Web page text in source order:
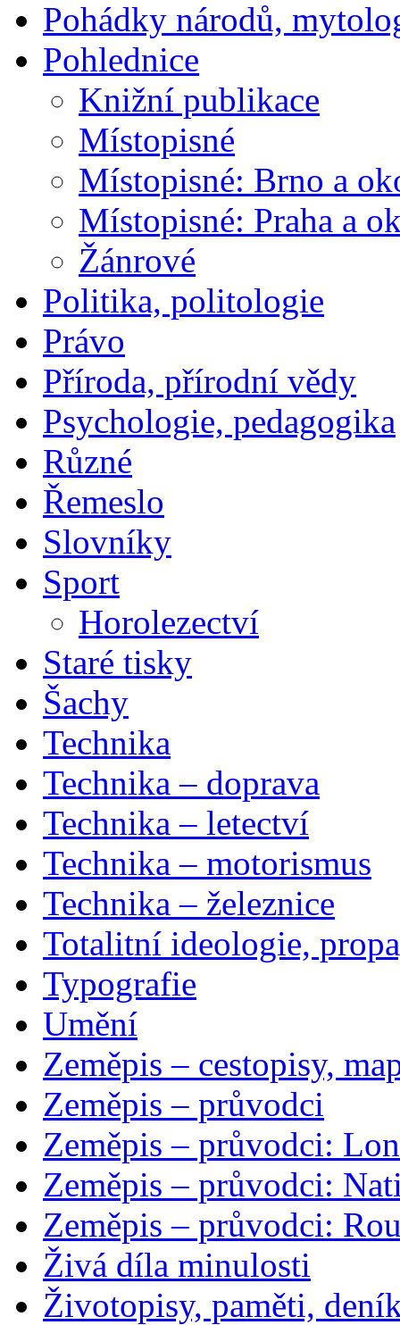
Pohádky národů,
Pohlednice
Knižní publikace
Místopisné
Místopisné: Brno a
Místopisné: Praha a
Žánrové
Politika, politologie
Právo
Příroda, přírodní vědy
Psychologie, pedagogika
Různé
Řemeslo
Slovníky
Sport
Horolezectví
Staré tisky
Šachy
Technika
Technika – doprava
Technika – letectví
Technika – motorismus
Technika – železnice
Totalitní ideologie,
Typografie
Umění
Zeměpis – cestopisy,
Zeměpis – průvodci
Zeměpis – průvodci:
Zeměpis – průvodci:
Zeměpis – průvodci:
Živá díla minulosti
Životopisy, paměti,